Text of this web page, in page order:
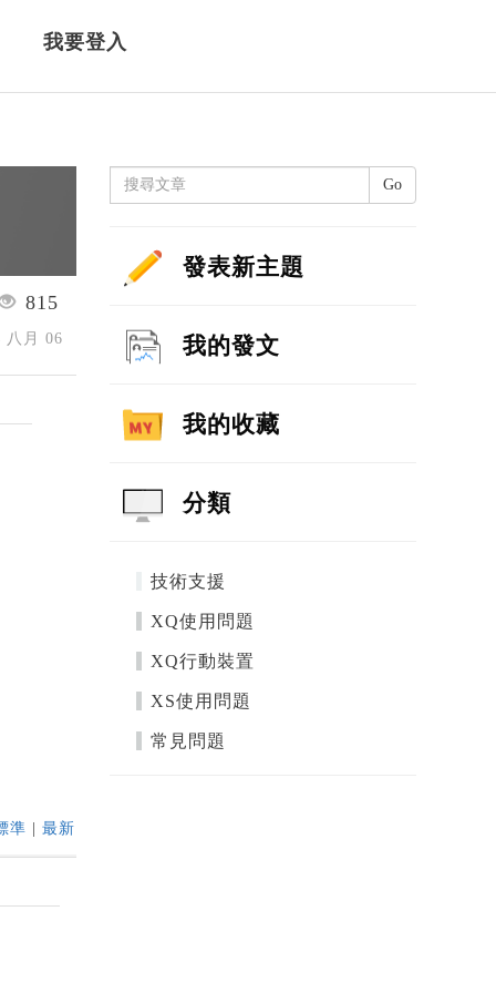
我要登入
815
八月 06
準 |最新
Go
發表新主題
我的發文
我的收藏
分類
技術支援
XQ使用問題
XQ行動裝置
XS使用問題
常見問題